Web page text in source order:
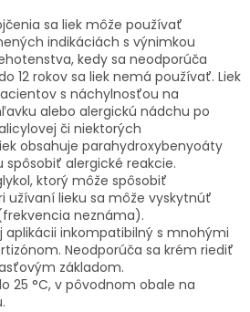
sa liek môže používať
indikáciách s výnimkou
kedy sa neodporúča
12 rokov sa liek nemá používať. Liek
s náchylnosťou na
alebo alergickú nádchu po
či niektorých
obsahuje parahydroxybenyoáty
alergické reakcie.
ktorý môže spôsobiť
užívaní lieku sa môže vyskytnúť
neznáma).
aplikácii inkompatibilný s mnohými
Neodporúča sa krém riediť
základom.
25 °C, v pôvodnom obale na